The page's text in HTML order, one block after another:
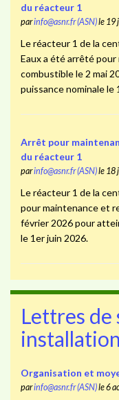
du réacteur 1
parinfo@asnr.fr (ASN)le 19
Le réacteur 1 de la
Eaux a été arrêté
combustible le 2 mai
puissance nominale le
Arrêt pour
du réacteur 1
parinfo@asnr.fr (ASN)le 18
Le réacteur 1 de la
pour maintenance et
février 2026 pour
le 1er juin 2026.
Lettres
Organisation et
parinfo@asnr.fr (ASN)le 6